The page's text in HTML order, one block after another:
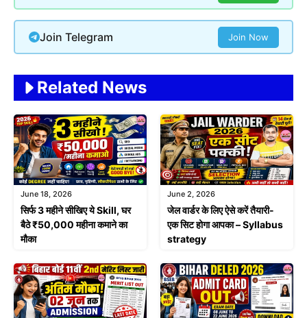
Join Telegram Join Now
Related News
June 18, 2026
सिर्फ 3 महीने सीखिए ये Skill, घर
बैठे ₹50,000 महीना कमाने का
मौका
June 2, 2026
जेल वार्डर के लिए ऐसे करें तैयारी-
एक सिट होगा आपका – Syllabus
strategy